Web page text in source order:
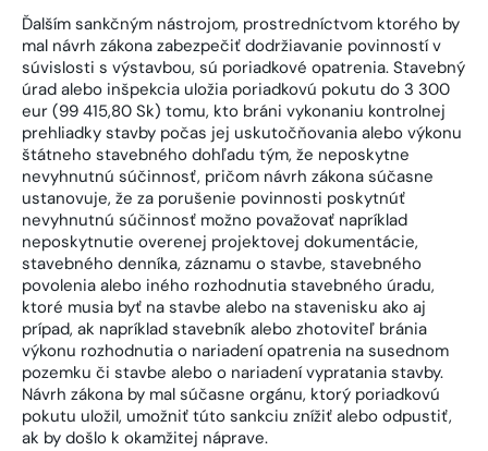
Ďalším sankčným nástrojom, prostredníctvom ktorého by
mal návrh zákona zabezpečiť dodržiavanie povinností v
súvislosti s výstavbou, sú poriadkové opatrenia. Stavebný
úrad alebo inšpekcia uložia poriadkovú pokutu do 3 300
eur (99 415,80 Sk) tomu, kto bráni vykonaniu kontrolnej
prehliadky stavby počas jej uskutočňovania alebo výkonu
štátneho stavebného dohľadu tým, že neposkytne
nevyhnutnú súčinnosť, pričom návrh zákona súčasne
ustanovuje, že za porušenie povinnosti poskytnúť
nevyhnutnú súčinnosť možno považovať napríklad
neposkytnutie overenej projektovej dokumentácie,
stavebného denníka, záznamu o stavbe, stavebného
povolenia alebo iného rozhodnutia stavebného úradu,
ktoré musia byť na stavbe alebo na stavenisku ako aj
prípad, ak napríklad stavebník alebo zhotoviteľ bránia
výkonu rozhodnutia o nariadení opatrenia na susednom
pozemku či stavbe alebo o nariadení vypratania stavby.
Návrh zákona by mal súčasne orgánu, ktorý poriadkovú
pokutu uložil, umožniť túto sankciu znížiť alebo odpustiť,
ak by došlo k okamžitej náprave.